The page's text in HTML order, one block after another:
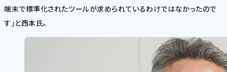
端末で標準化されたツールが求められているわけではなかったので
す」と西本氏。